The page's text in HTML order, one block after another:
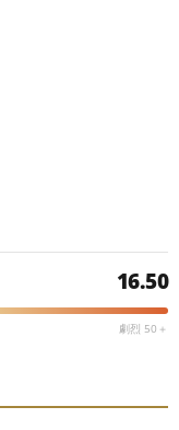
16.50
劇烈 50＋